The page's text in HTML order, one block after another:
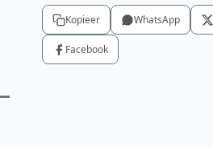
Kopieer WhatsApp
Facebook